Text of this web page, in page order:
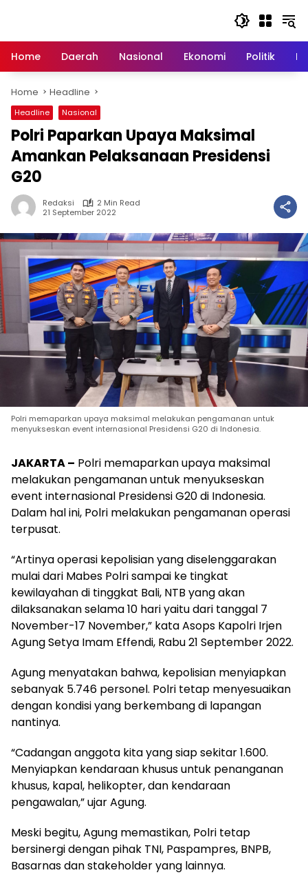
Home
Daerah Nasional Ekonomi Politik
Home Headline
Headline Nasional
Polri Paparkan Upaya Maksimal
Amankan Pelaksanaan Presidensi
G20
Redaksi
2 Min Read
21 September 2022
Polri memaparkan upaya maksimal melakukan pengamanan untuk
menyukseskan event internasional Presidensi G20 di Indonesia.
JAKARTA – Polri memaparkan upaya maksimal
melakukan pengamanan untuk menyukseskan
event internasional Presidensi G20 di Indonesia.
Dalam hal ini, Polri melakukan pengamanan operasi
terpusat.
“Artinya operasi kepolisian yang diselenggarakan
mulai dari Mabes Polri sampai ke tingkat
kewilayahan di tinggkat Bali, NTB yang akan
dilaksanakan selama 10 hari yaitu dari tanggal 7
November-17 November,” kata Asops Kapolri Irjen
Agung Setya Imam Effendi, Rabu 21 September 2022.
Agung menyatakan bahwa, kepolisian menyiapkan
sebanyak 5.746 personel. Polri tetap menyesuaikan
dengan kondisi yang berkembang di lapangan
nantinya.
“Cadangan anggota kita yang siap sekitar 1.600.
Menyiapkan kendaraan khusus untuk penanganan
khusus, kapal, helikopter, dan kendaraan
pengawalan,” ujar Agung.
Meski begitu, Agung memastikan, Polri tetap
bersinergi dengan pihak TNI, Paspampres, BNPB,
Basarnas dan stakeholder yang lainnya.